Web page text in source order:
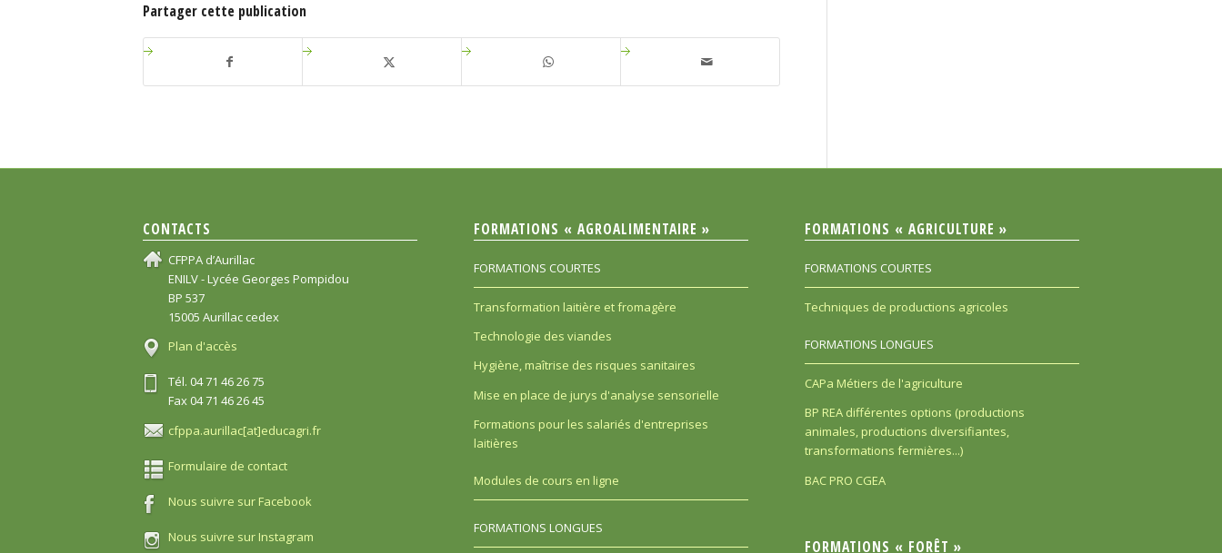
Partager cette publication
CONTACTS
CFPPA d’Aurillac
ENILV - Lycée Georges Pompidou
BP 537
15005 Aurillac cedex
Plan d'accès
Tél. 04 71 46 26 75
Fax 04 71 46 26 45
cfppa.aurillac[at]educagri.fr
Formulaire de contact
Nous suivre sur Facebook
Nous suivre sur Instagram
FORMATIONS « AGROALIMENTAIRE »
FORMATIONS COURTES
Transformation laitière et fromagère
Technologie des viandes
Hygiène, maîtrise des risques sanitaires
Mise en place de jurys d'analyse sensorielle
Formations pour les salariés d'entreprises
laitières
Modules de cours en ligne
FORMATIONS LONGUES
FORMATIONS « AGRICULTURE »
FORMATIONS COURTES
Techniques de productions agricoles
FORMATIONS LONGUES
CAPa Métiers de l'agriculture
BP REA différentes options (productions
animales, productions diversifiantes,
transformations fermières...)
BAC PRO CGEA
FORMATIONS « FORÊT »